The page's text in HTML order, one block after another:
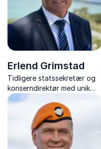
Erlend Grimstad
Tidligere statssekretær og
konserndirektør med unik
erfaring fra kriseledelse,
politikk og internasjonalt
næringsliv.